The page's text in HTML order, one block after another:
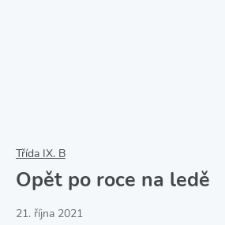
Třída IX. B
Opět po roce na ledě
21. října 2021